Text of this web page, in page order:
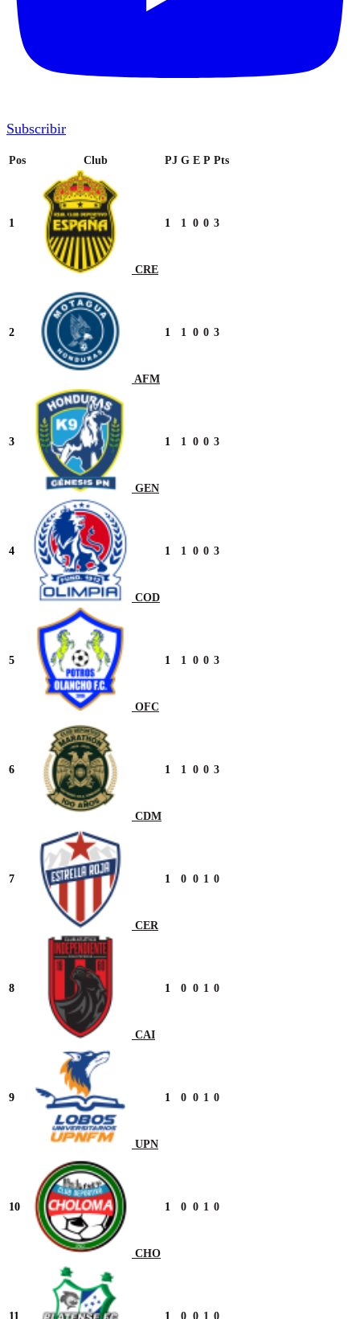
Subscribir
Pos Club PJ G E P Pts
1
CRE
1 1 0 0 3
2
AFM
1 1 0 0 3
3
GEN
1 1 0 0 3
4
COD
1 1 0 0 3
5
OFC
1 1 0 0 3
6
CDM
1 1 0 0 3
7
CER
1 0 0 1 0
8
CAI
1 0 0 1 0
9
UPN
1 0 0 1 0
10
CHO
1 0 0 1 0
11 1 0 0 1 0